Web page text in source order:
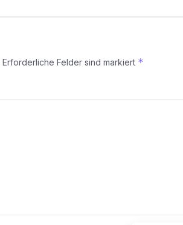
Erforderliche Felder sind markiert *